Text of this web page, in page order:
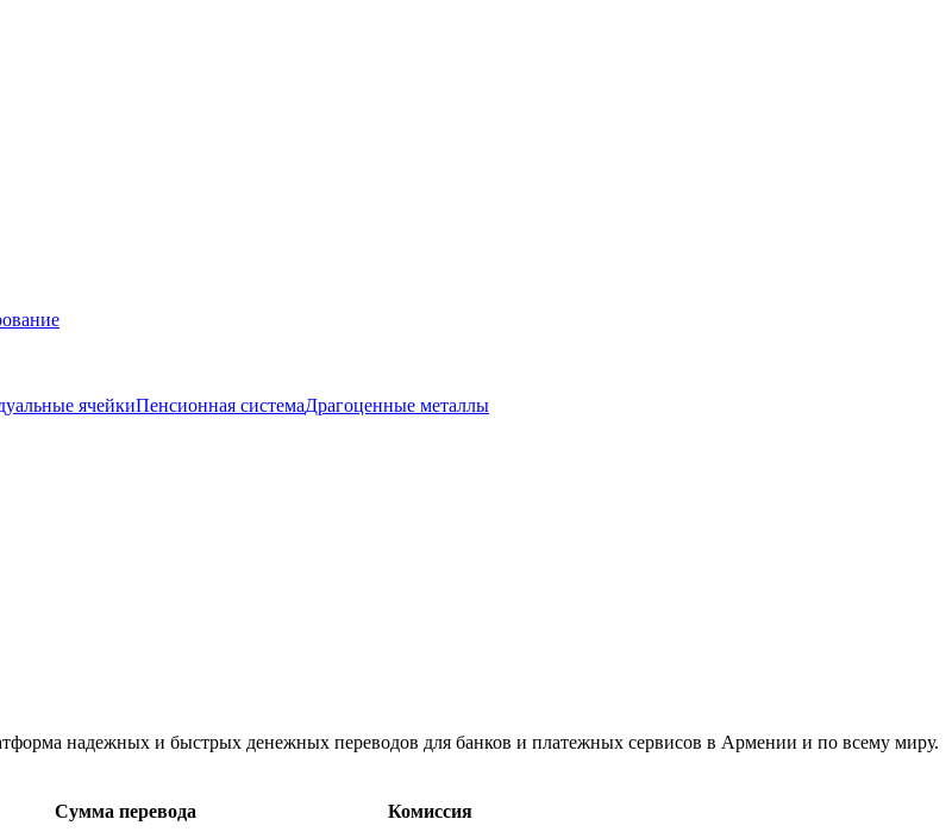
ячейкиПенсионная системаДрагоценные металлы
надежных и быстрых денежных переводов для банков и платежных сервисов в Армении и по всему миру.
Сумма переводa Комиссия